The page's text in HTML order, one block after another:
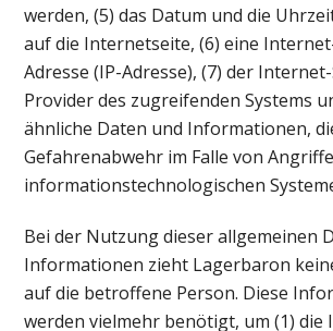
werden, (5) das Datum und die
auf die Internetseite, (6) eine
Adresse (IP-Adresse), (7) der
Provider des zugreifenden Systems
ähnliche Daten und Informationen,
Gefahrenabwehr im Falle von
informationstechnologischen
Bei der Nutzung dieser allgemeinen
Informationen zieht Lagerbaron
auf die betroffene Person. Diese
werden vielmehr benötigt, um (1) die